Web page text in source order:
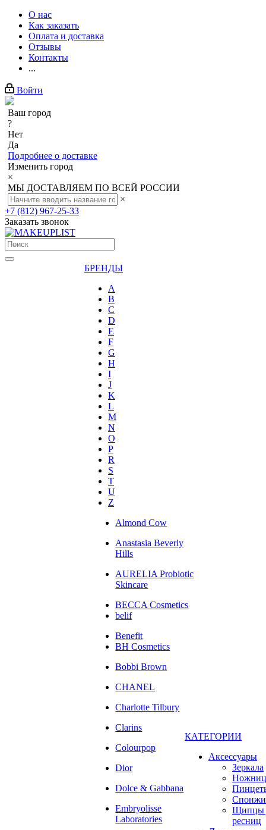
О нас
Как заказать
Оплата и доставка
Отзывы
Контакты
...
Войти
Ваш город
?
Нет
Да
Подробнее о доставке
Изменить город
×
МЫ ДОСТАВЛЯЕМ ПО ВСЕЙ РОССИИ
×
+7 (812) 967-25-33
Заказать звонок
БРЕНДЫ
A
B
C
D
E
F
G
H
I
J
K
L
M
N
O
P
R
S
T
U
Z
Almond Cow
Anastasia Beverly
Hills
AURELIA Probiotic
Skincare
BECCA Cosmetics
belif
Benefit
BH Cosmetics
Bobbi Brown
CHANEL
Charlotte Tilbury
Clarins
Colourpop
Dior
Dolce & Gabbana
Embryolisse
Laboratories
КАТЕГОРИИ
Аксессуары
Зеркала
Спонжи
Щипцы
ресниц